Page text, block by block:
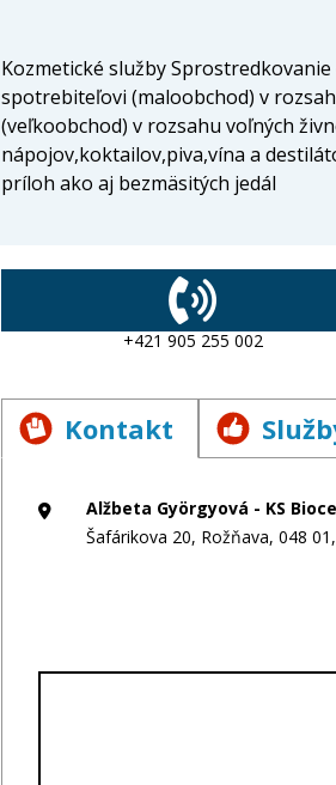
Kozmetické služby
spotrebiteľovi (maloobchod) v
(veľkoobchod) v rozsahu voľných
nápojov,koktailov,piva,vína a
príloh ako aj bezmäsitých jedál
+421 905 255 002
Kontakt
Alžbeta Györgyová - KS
Šafárikova 20, Rožňava, 048